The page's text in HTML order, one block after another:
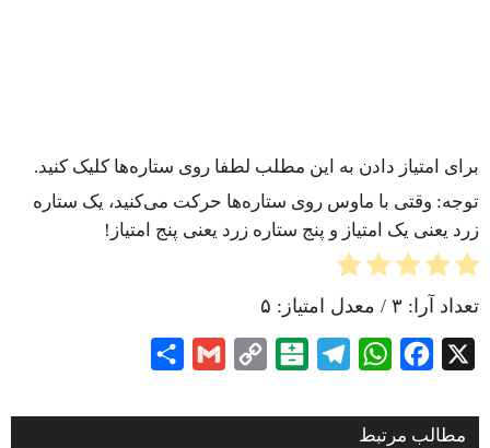
برای امتیاز دادن به این مطلب لطفا روی ستاره‌ها کلیک کنید.
توجه: وقتی با ماوس روی ستاره‌ها حرکت می‌کنید، یک ستاره
زرد یعنی یک امتیاز و پنج ستاره زرد یعنی پنج امتیاز!
تعداد آرا: ۳ / معدل امتیاز: ۵
X
Facebook
WhatsApp
Telegram
Balatarin
Copy
Gmail
مطالب مرتبط